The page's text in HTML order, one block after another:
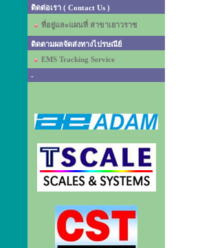
ติดต่อเรา ( Contact Us )
ที่อยู่และแผนที่ สาขาเยาวราช
ติดตามผลจัดส่งทางไปรษณีย์
EMS Tracking Service
-